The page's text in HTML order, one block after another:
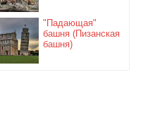
"Падающая"
башня (Пизанская
башня)